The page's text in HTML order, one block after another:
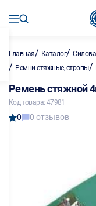
Главная/ Каталог/
/ Ремни стяжные, стропы/
Ремень стяжной
Код товара: 47981
0 0 отзывов